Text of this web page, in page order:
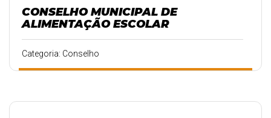
CONSELHO MUNICIPAL DE
ALIMENTAÇÃO ESCOLAR
Categoria: Conselho